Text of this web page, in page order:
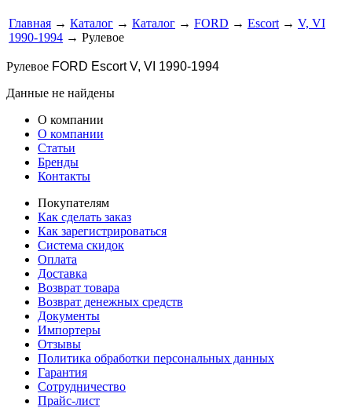
Главная → Каталог → Каталог → FORD → Escort → V, VI
1990-1994 → Рулевое
Рулевое FORD Escort V, VI 1990-1994
Данные не найдены
О компании
О компании
Статьи
Бренды
Контакты
Покупателям
Как сделать заказ
Как зарегистрироваться
Система скидок
Оплата
Доставка
Возврат товара
Возврат денежных средств
Документы
Импортеры
Отзывы
Политика обработки персональных данных
Гарантия
Сотрудничество
Прайс-лист